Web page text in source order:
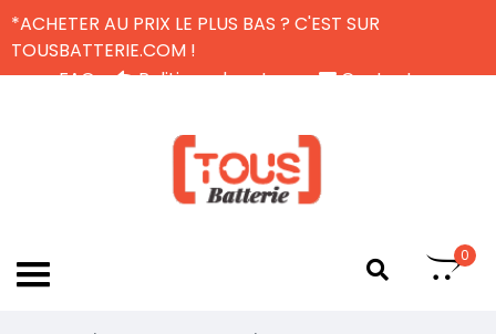
*ACHETER AU PRIX LE PLUS BAS ? C'EST SUR
TOUSBATTERIE.COM !
FAQ
Politique de retour
Contactez-nous
0